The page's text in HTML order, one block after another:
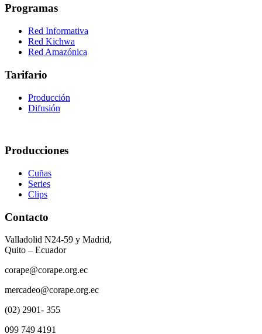
Programas
Red Informativa
Red Kichwa
Red Amazónica
Tarifario
Producción
Difusión
Producciones
Cuñas
Series
Clips
Contacto
Valladolid N24-59 y Madrid,
Quito – Ecuador
corape@corape.org.ec
mercadeo@corape.org.ec
(02) 2901- 355
099 749 4191